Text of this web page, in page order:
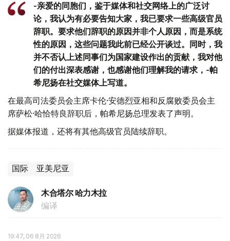
-亲爱的同胞们，鉴于媒体和社交网络上的广泛讨
论，我认为有必要告知大家，我已要求一些高级官员
辞职。要求他们辞职的原因并非个人原因，而是系统
性的原因，这些问题我此前已经公开谈过。同时，我
并不否认上述同事们为国家建设作出的贡献，我对他
们的付出深表感谢，也感谢他们理解我的请求，-帕
希尼扬在社交媒体上写道。
在最高司法委员会主席卡伦·安德烈亚相和反腐败委员会主
席萨松·哈恰特良辞职后，帕希尼扬总理发表了声明。
据媒体报道，还将有其他高级官员陆续辞职。
国际 亚美尼亚
木合塔尔 哈力木拉
编译
19:47, 06 8月 2026